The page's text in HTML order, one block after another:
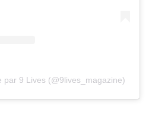
par 9 Lives (@9lives_magazine)